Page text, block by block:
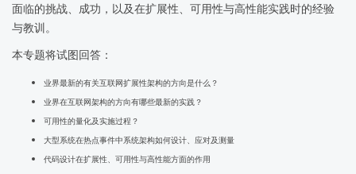
面临的挑战、成功，以及在扩展性、可用性与高性能实践时的经验
与教训。
本专题将试图回答：
业界最新的有关互联网扩展性架构的方向是什么？
业界在互联网架构的方向有哪些最新的实践？
可用性的量化及实施过程？
大型系统在热点事件中系统架构如何设计、应对及测量
代码设计在扩展性、可用性与高性能方面的作用